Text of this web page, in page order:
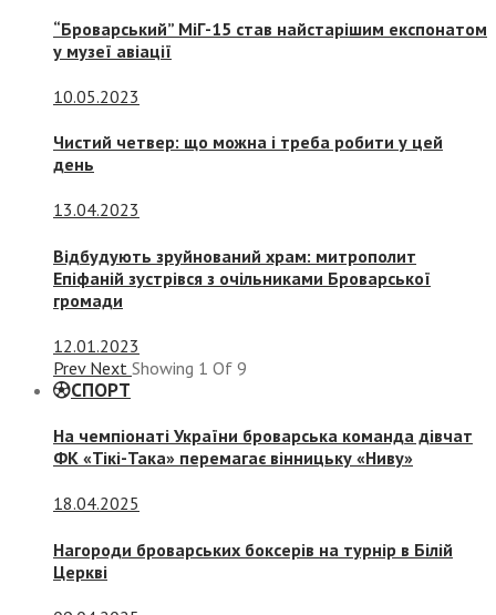
“Броварський” МіГ-15 став найстарішим експонатом
у музеї авіації
10.05.2023
Чистий четвер: що можна і треба робити у цей
день
13.04.2023
Відбудують зруйнований храм: митрополит
Епіфаній зустрівся з очільниками Броварської
громади
12.01.2023
Prev Next Showing 1 Of 9
СПОРТ
На чемпіонаті України броварська команда дівчат
ФК «Тікі-Така» перемагає вінницьку «Ниву»
18.04.2025
Нагороди броварських боксерів на турнір в Білій
Церкві